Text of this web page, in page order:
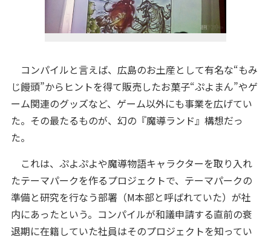
コンパイルと言えば、広島のお土産として有名な“もみ
じ饅頭”からヒントを得て販売したお菓子“ぷよまん”やゲ
ーム関連のグッズなど、ゲーム以外にも事業を広げてい
た。その最たるものが、幻の『魔導ランド』構想だっ
た。
これは、ぷよぷよや魔導物語キャラクターを取り入れ
たテーマパークを作るプロジェクトで、テーマパークの
準備と研究を行なう部署（M本部と呼ばれていた）が社
内にあったという。コンパイルが和議申請する直前の衰
退期に在籍していた社員はそのプロジェクトを知ってい